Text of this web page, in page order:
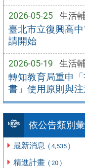
2026-05-25 生活
臺北市立復興高
請開始
2026-05-19 生活
轉知教育局重申
書」使用原則與
依公告類別
最新消息 ( 4,535 )
精進計畫 ( 20 )